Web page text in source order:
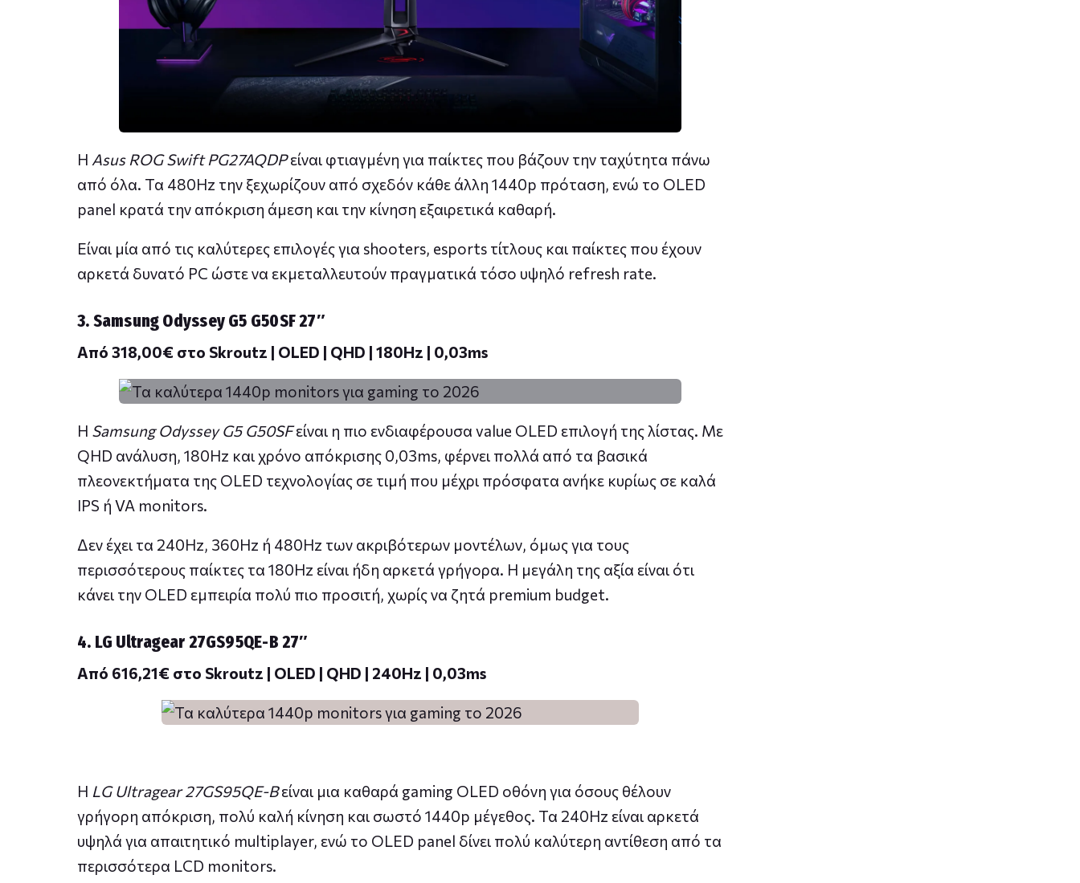
Η Asus ROG Swift PG27AQDPείναι φτιαγμένη για παίκτες που βάζουν την ταχύτητα πάνω
από όλα. Τα 480Hz την ξεχωρίζουν από σχεδόν κάθε άλλη 1440p πρόταση, ενώ το OLED
panel κρατά την απόκριση άμεση και την κίνηση εξαιρετικά καθαρή.
Είναι μία από τις καλύτερες επιλογές για shooters, esports τίτλους και παίκτες που έχουν
αρκετά δυνατό PC ώστε να εκμεταλλευτούν πραγματικά τόσο υψηλό refresh rate.
3. Samsung Odyssey G5 G50SF 27″
Από 318,00€ στο Skroutz | OLED | QHD | 180Hz | 0,03ms
Η Samsung Odyssey G5 G50SFείναι η πιο ενδιαφέρουσα value OLED επιλογή της λίστας. Με
QHD ανάλυση, 180Hz και χρόνο απόκρισης 0,03ms, φέρνει πολλά από τα βασικά
πλεονεκτήματα της OLED τεχνολογίας σε τιμή που μέχρι πρόσφατα ανήκε κυρίως σε καλά
IPS ή VA monitors.
Δεν έχει τα 240Hz, 360Hz ή 480Hz των ακριβότερων μοντέλων, όμως για τους
περισσότερους παίκτες τα 180Hz είναι ήδη αρκετά γρήγορα. Η μεγάλη της αξία είναι ότι
κάνει την OLED εμπειρία πολύ πιο προσιτή, χωρίς να ζητά premium budget.
4. LG Ultragear 27GS95QE-B 27″
Από 616,21€ στο Skroutz | OLED | QHD | 240Hz | 0,03ms
Η LG Ultragear 27GS95QE-Bείναι μια καθαρά gaming OLED οθόνη για όσους θέλουν
γρήγορη απόκριση, πολύ καλή κίνηση και σωστό 1440p μέγεθος. Τα 240Hz είναι αρκετά
υψηλά για απαιτητικό multiplayer, ενώ το OLED panel δίνει πολύ καλύτερη αντίθεση από τα
περισσότερα LCD monitors.